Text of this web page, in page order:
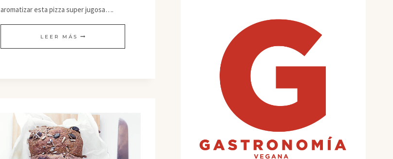
aromatizar esta pizza super jugosa….
LEER MÁS PIZZA
INTEGRAL
CON
CHIPS
DE